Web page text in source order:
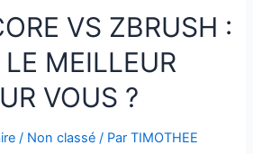
VS ZBRUSH :
MEILLEUR
VOUS ?
/ Non classé / ParTIMOTHEE